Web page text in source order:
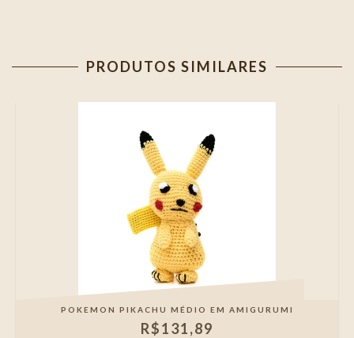
PRODUTOS SIMILARES
POKEMON PIKACHU MÉDIO EM AMIGURUMI
R$131,89